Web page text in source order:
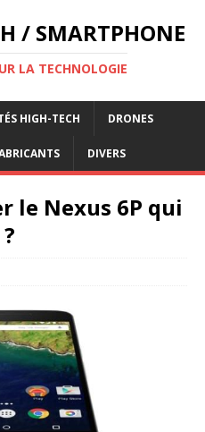
/ SMARTPHONE
LA TECHNOLOGIE
HIGH-TECH DRONES
DIVERS
le Nexus 6P qui